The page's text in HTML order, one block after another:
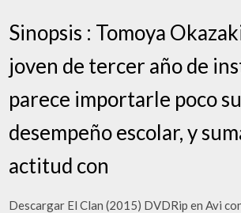
Sinopsis : Tomoya
joven de tercer año de
parece importarle poco su
desempeño escolar, y
actitud con
Descargar El Clan (2015) DVDRip en Avi